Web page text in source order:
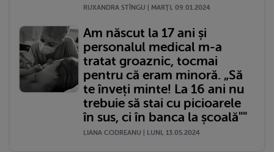
RUXANDRA STÎNGU | MARŢI, 09.01.2024
Am născut la 17 ani și
personalul medical m-a
tratat groaznic, tocmai
pentru că eram minoră. „Să
te înveți minte! La 16 ani nu
trebuie să stai cu picioarele
în sus, ci în banca la școală""
LIANA CODREANU | LUNI, 13.05.2024